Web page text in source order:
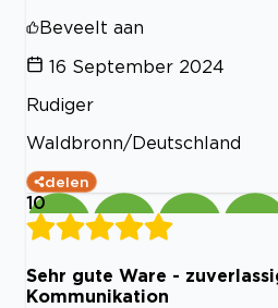
Beveelt aan
16 September 2024
Rudiger
Waldbronn/Deutschland
delen
10
Sehr gute Ware -
Kommunikation